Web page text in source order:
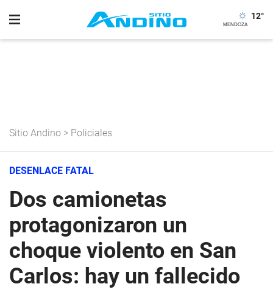
12°
Sitio Andino > Policiales
DESENLACE FATAL
Dos camionetas
protagonizaron un
choque violento en San
Carlos: hay un fallecido